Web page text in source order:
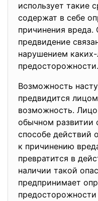
использует такие
содержат в себе
причинения вреда.
предвидение
нарушением
предосторожности.
Возможность
предвидится
возможность.
обычном развитии
способе действий
к причинению
превратится в
наличии такой
предпринимает